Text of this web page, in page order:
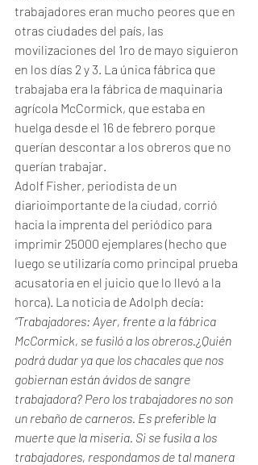
trabajadores eran mucho peores que en
otras ciudades del país, las
movilizaciones del 1ro de mayo siguieron
en los días 2 y 3. La única fábrica que
trabajaba era la fábrica de maquinaria
agrícola McCormick, que estaba en
huelga desde el 16 de febrero porque
querían descontar a los obreros que no
querían trabajar.
Adolf Fisher, periodista de un
diarioimportante de la ciudad, corrió
hacia la imprenta del periódico para
imprimir 25000 ejemplares (hecho que
luego se utilizaría como principal prueba
acusatoria en el juicio que lo llevó a la
horca). La noticia de Adolph decía:
“Trabajadores: Ayer, frente a la fábrica
McCormick, se fusiló a los obreros.¿Quién
podrá dudar ya que los chacales que nos
gobiernan están ávidos de sangre
trabajadora? Pero los trabajadores no son
un rebaño de carneros. Es preferible la
muerte que la miseria. Si se fusila a los
trabajadores, respondamos de tal manera